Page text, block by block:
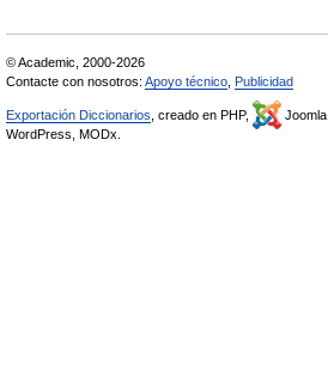
© Academic, 2000-2026
Contacte con nosotros: Apoyo técnico Publicidad
Exportación Diccionarios , creado en PHP, Joomla,
WordPress, MODx.